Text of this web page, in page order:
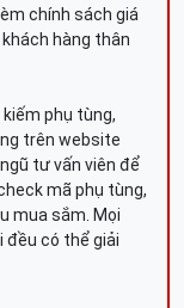
chính sách giá
hàng thân
phụ tùng,
trên website
tư vấn viên để
mã phụ tùng,
mua sắm. Mọi
đều có thể giải